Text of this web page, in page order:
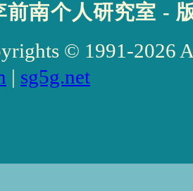
前南个人研究室 -
© 1991-2026
| sg5g.net